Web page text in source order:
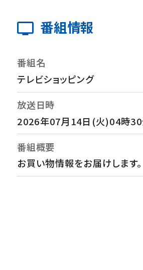
番組情報
番組名
テレビショッピング
放送日時
2026年07月14日(火)04時
番組概要
お買い物情報をお届けします。